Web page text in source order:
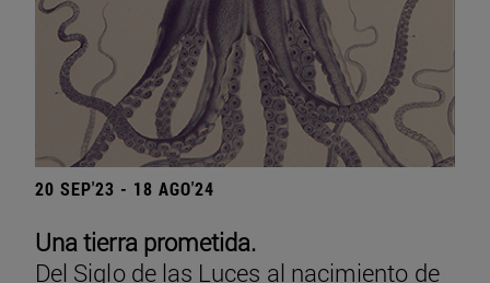
20 SEP'23 - 18 AGO'24
Una tierra prometida.
Del Siglo de las Luces al nacimiento de